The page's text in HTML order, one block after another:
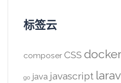
标签云
composer CSS docker
go java javascript